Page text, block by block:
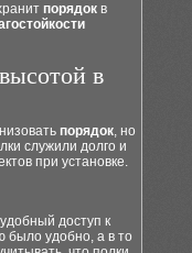
порядок в
в
порядок, но
служили долго и
при установке.
доступ к
было удобно, а в то